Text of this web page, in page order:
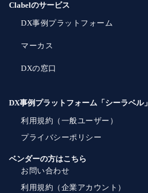
Clabelのサービス
DX事例プラットフォーム
マーカス
DXの窓口
DX事例プラットフォーム「シーラベル」
利用規約（一般ユーザー）
プライバシーポリシー
ベンダーの方はこちら
お問い合わせ
利用規約（企業アカウント）